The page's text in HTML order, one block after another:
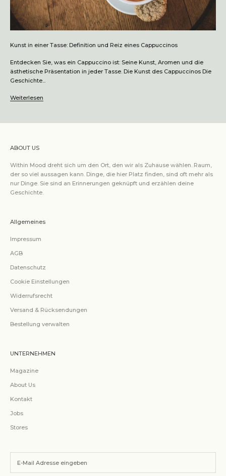
Kunst in einer Tasse: Definition und Reiz eines Cappuccinos
Entdecken Sie, was ein Cappuccino ist: Seine Kunst, Aromen und die
ästhetische Präsentation in jeder Tasse. Die Kunst des Cappuccinos Die
Geschichte...
Weiterlesen
ABOUT US
Within Mood dreht sich um den Ort, den wir als Zuhause wählen. Raum,
der so viel aussagen kann. Dinge, die hier Platz finden, sind oft mehr als
nur Dinge. Sie sind an Erinnerungen geknüpft und erzählen deine
Geschichte.
Allgemeines
Impressum
AGB
Datenschutz
Cookie Einstellungen
Widerrufsrecht
Versand & Rücksendungen
Bestellung verwalten
UNTERNEHMEN
Magazine
About Us
Kontakt
Jobs
Stores